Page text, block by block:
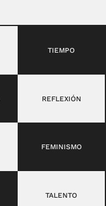
TIEMPO
REFLEXIÓN
FEMINISMO
TALENTO